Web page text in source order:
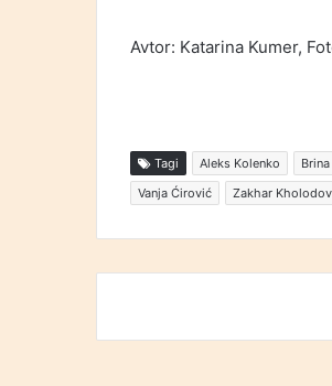
Avtor: Katarina Kumer,
Tagi Aleks Kolenko
Vanja Ćirović
Zakhar Kholodov